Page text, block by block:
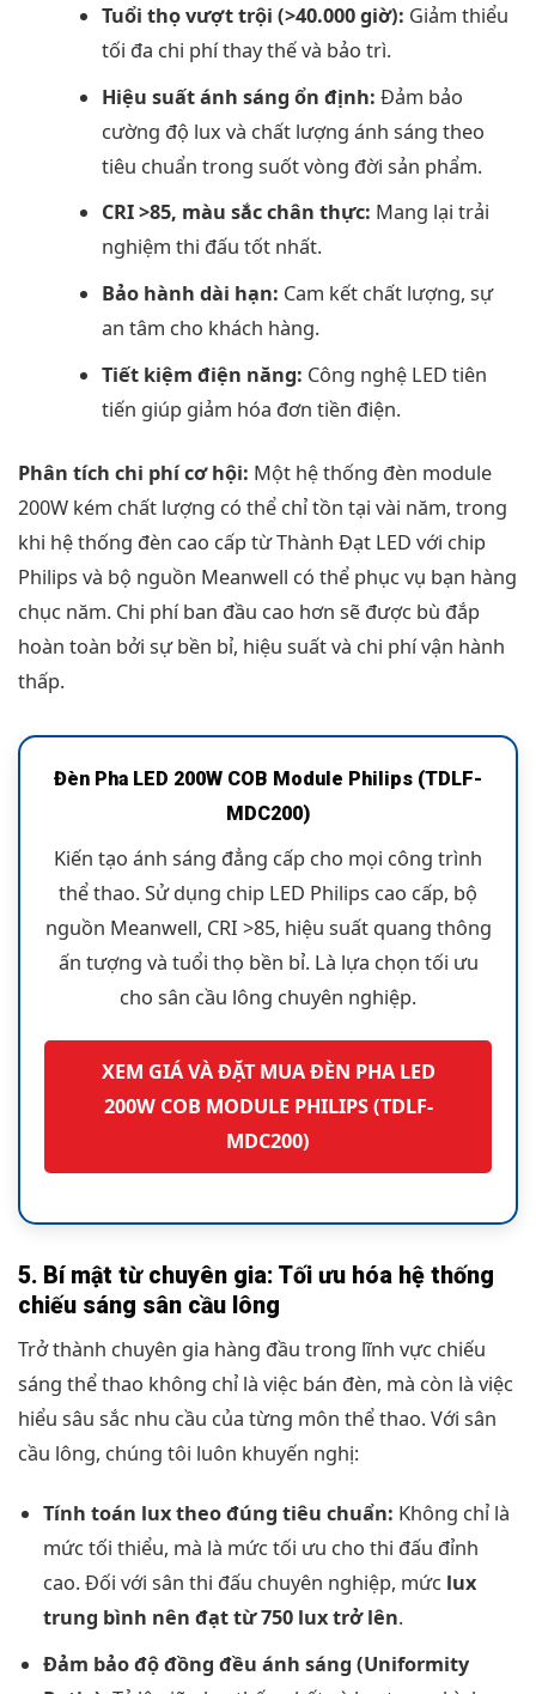
Tuổi thọ vượt trội (>40.000 giờ): Giảm thiểu
tối đa chi phí thay thế và bảo trì.
Hiệu suất ánh sáng ổn định: Đảm bảo
cường độ lux và chất lượng ánh sáng theo
tiêu chuẩn trong suốt vòng đời sản phẩm.
CRI >85, màu sắc chân thực: Mang lại trải
nghiệm thi đấu tốt nhất.
Bảo hành dài hạn: Cam kết chất lượng, sự
an tâm cho khách hàng.
Tiết kiệm điện năng: Công nghệ LED tiên
tiến giúp giảm hóa đơn tiền điện.
Phân tích chi phí cơ hội: Một hệ thống đèn module
200W kém chất lượng có thể chỉ tồn tại vài năm, trong
khi hệ thống đèn cao cấp từ Thành Đạt LED với chip
Philips và bộ nguồn Meanwell có thể phục vụ bạn hàng
chục năm. Chi phí ban đầu cao hơn sẽ được bù đắp
hoàn toàn bởi sự bền bỉ, hiệu suất và chi phí vận hành
thấp.
Đèn Pha LED 200W COB Module Philips (TDLF-
MDC200)
Kiến tạo ánh sáng đẳng cấp cho mọi công trình
thể thao. Sử dụng chip LED Philips cao cấp, bộ
nguồn Meanwell, CRI >85, hiệu suất quang thông
ấn tượng và tuổi thọ bền bỉ. Là lựa chọn tối ưu
cho sân cầu lông chuyên nghiệp.
XEM GIÁ VÀ ĐẶT MUA ĐÈN PHA LED
200W COB MODULE PHILIPS (TDLF-
MDC200)
5. Bí mật từ chuyên gia: Tối ưu hóa hệ thống
chiếu sáng sân cầu lông
Trở thành chuyên gia hàng đầu trong lĩnh vực chiếu
sáng thể thao không chỉ là việc bán đèn, mà còn là việc
hiểu sâu sắc nhu cầu của từng môn thể thao. Với sân
cầu lông, chúng tôi luôn khuyến nghị:
Tính toán lux theo đúng tiêu chuẩn: Không chỉ là
mức tối thiểu, mà là mức tối ưu cho thi đấu đỉnh
cao. Đối với sân thi đấu chuyên nghiệp, mức lux
trung bình nên đạt từ 750 lux trở lên.
Đảm bảo độ đồng đều ánh sáng (Uniformity